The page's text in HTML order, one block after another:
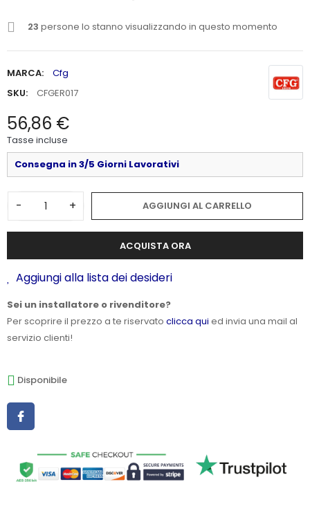
23 persone lo stanno visualizzando in questo momento
MARCA:
Cfg
SKU:
CFGER017
56,86 €
Tasse incluse
Consegna in 3/5 Giorni Lavorativi
- + AGGIUNGI AL CARRELLO
ACQUISTA ORA
Aggiungi alla lista dei desideri
Sei un installatore o rivenditore?
Per scoprire il prezzo a te riservato clicca qui ed invia una mail al
servizio clienti!
Disponibile